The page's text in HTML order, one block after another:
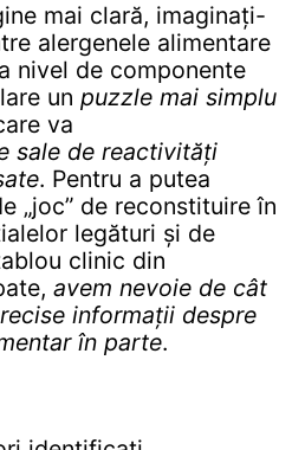
mai clară, imaginați-
alergenele alimentare
nivel de componente
un puzzle mai simplu
va
sale de reactivități
. Pentru a putea
„joc” de reconstituire în
legături și de
clinic din
avem nevoie de cât
informații despre
în parte.